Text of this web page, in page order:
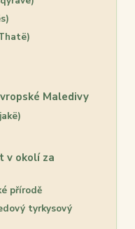
Maledivy
v okolí za
přírodě
tyrkysový